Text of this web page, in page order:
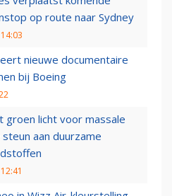
op route naar Sydney
nieuwe documentaire
bij Boeing
groen licht voor massale
aan duurzame